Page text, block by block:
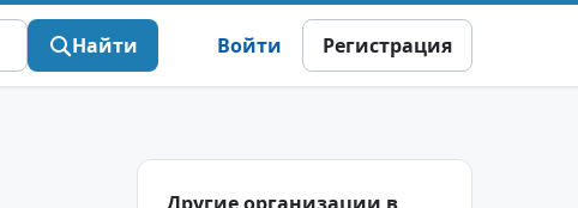
Найти Войти Регистрация